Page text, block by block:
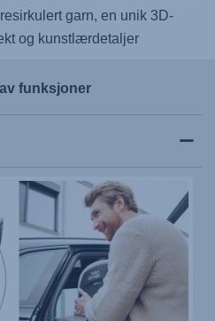
garn, en unik 3D-
og kunstlærdetaljer
funksjoner